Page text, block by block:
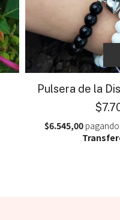
Pulsera de la
$6.545,00